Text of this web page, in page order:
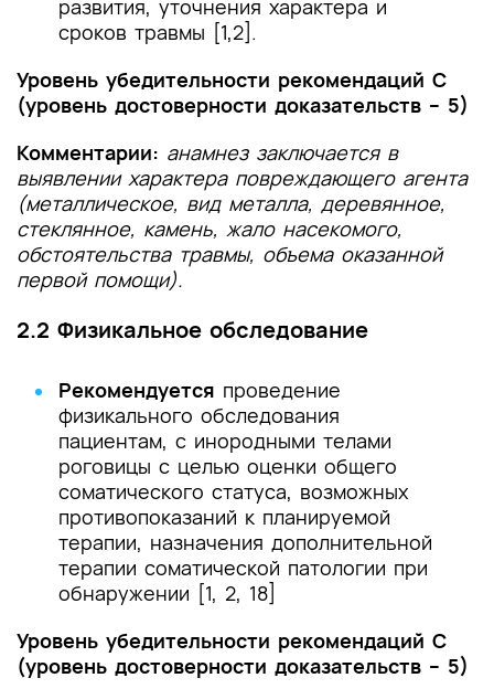
развития, уточнения характера и
сроков травмы [1,2].
Уровень убедительности рекомендаций С
(уровень достоверности доказательств – 5)
Комментарии: анамнез заключается в
выявлении характера повреждающего агента
(металлическое, вид металла, деревянное,
стеклянное, камень, жало насекомого,
обстоятельства травмы, объема оказанной
первой помощи).
2.2 Физикальное обследование
Рекомендуется проведение
физикального обследования
пациентам, с инородными телами
роговицы с целью оценки общего
соматического статуса, возможных
противопоказаний к планируемой
терапии, назначения дополнительной
терапии соматической патологии при
обнаружении [1, 2, 18]
Уровень убедительности рекомендаций С
(уровень достоверности доказательств – 5)